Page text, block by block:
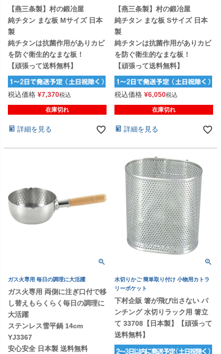
【燕三条製】村の鍛冶屋
純チタン まな板 Mサイズ 日本
製
純チタンは抗菌作用がありカビ
を防ぐ衛生的なまな板！
【頑張って送料無料】
税込価格 ¥7,370税込
在庫切れ
詳細を見る
【燕三条製】村の鍛冶屋
純チタン まな板 Sサイズ 日本
製
純チタンは抗菌作用がありカビ
を防ぐ衛生的なまな板！
【頑張って送料無料】
税込価格 ¥6,050税込
在庫切れ
詳細を見る
ガス火専用 毎日の調理に大活躍
ガス火専用 両側に注ぎ口付で移
し替えもらくらく毎日の調理に
大活躍
ステンレス雪平鍋 14cm
YJ3367
安心安全 日本製 送料無料
水切りかご 簡単取り付け 小物用カトラ
リーポケット
下村企販 箸が飛び出さない パ
ンチング 水切りラック用 箸立
て 33708【日本製】【頑張って
送料無料】